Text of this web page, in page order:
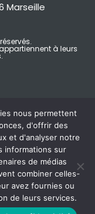
Marseille
à leurs
nous permettent
d'offrir des
et d'analyser notre
informations sur
de médias
combiner celles-
avez fournies ou
de leurs services.